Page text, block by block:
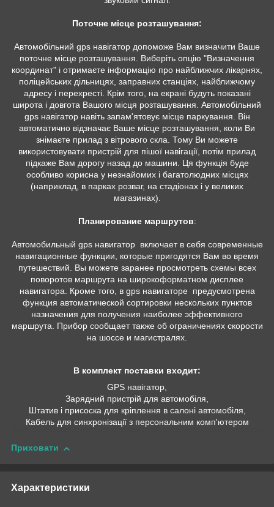
Поточне місце розташування:
Автомобільний gps навігатор допоможе Вам визначити Ваше
поточне місце розташування. Виберіть опцію "Визначення
координат" і отримаєте інформацію про найближчих лікарнях,
поліцейських дільницях, заправних станціях, найближчому
адресу і перехресті. Крім того, на екрані будуть показані
широта і довгота Вашого місця розташування. Автомобільний
gps навігатор навіть запам'ятовує місце паркування. Він
автоматично відзначає Ваше місце розташування, коли Ви
знімаєте прилад з вітрового скла. Тому Ви можете
використовувати пристрій для пішої навігації, потім прилад
підкаже Вам дорогу назад до машини. Ця функція буде
особливо корисна у незнайомих і багатолюдних місцях
(наприклад, в парках розваг, на стадіонах і у великих
магазинах).
Планирование маршрутов:
Автомобильный gps навигатор включает в себя современные
навигационные функции, которые пригодятся Вам во время
путешествий. Вы можете заранее просмотреть схемы всех
поворотов маршрута на широкоформатном дисплее
навигатора. Кроме того, в gps навигаторе предусмотрена
функция автоматической сортировки нескольких пунктов
назначения для получения наиболее эффективного
маршрута. Прибор сообщает также об ограничениях скорости
на шоссе и магистралях.
В комплект поставки входит:
GPS навігатор,
Зарядний пристрій для автомобіля,
Штатив і присоска для кріплення в салоні автомобіля,
Кабель для синхронізації з персональним комп'ютером
Приховати
Характеристики